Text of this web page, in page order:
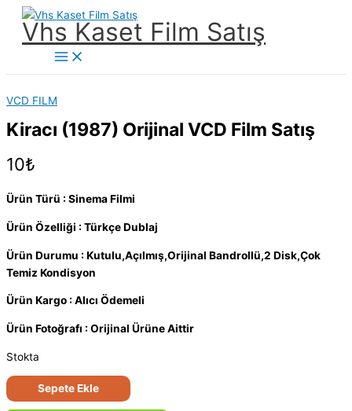
İçeriğe
Vhs Kaset Film Satış
Main
Menu
VCD FILM
Kiracı (1987) Orijinal VCD Film Satış
10₺
Ürün Türü : Sinema Filmi
Ürün Özelliği : Türkçe Dublaj
Ürün Durumu : Kutulu,Açılmış,Orijinal Bandrollü,2 Disk,Çok
Temiz Kondisyon
Ürün Kargo : Alıcı Ödemeli
Ürün Fotoğrafı : Orijinal Ürüne Aittir
Stokta
Kiracı
(1987)
Sepete Ekle